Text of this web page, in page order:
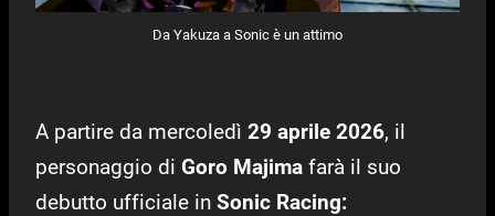
Da Yakuza a Sonic è un attimo
A partire da mercoledì 29 aprile 2026, il
personaggio di Goro Majima farà il suo
debutto ufficiale in Sonic Racing: